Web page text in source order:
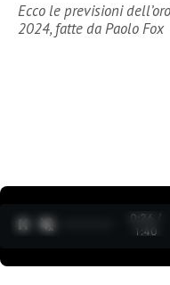
Ecco le previsioni
2024, fatte da Paolo Fox
0:27 /
1:40